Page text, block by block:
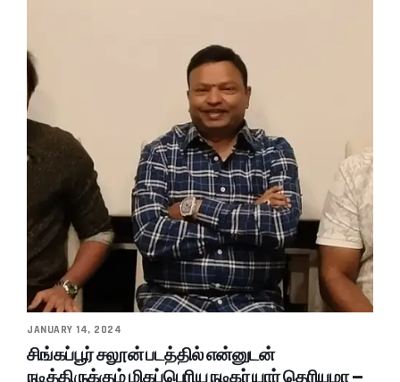
JANUARY 14, 2024
சிங்கப்பூர் சலூன் படத்தில் என்னுடன்